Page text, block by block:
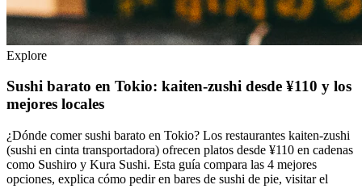
Explore
Sushi barato en Tokio: kaiten-zushi desde ¥110 y los
mejores locales
¿Dónde comer sushi barato en Tokio? Los restaurantes kaiten-zushi
(sushi en cinta transportadora) ofrecen platos desde ¥110 en cadenas
como Sushiro y Kura Sushi. Esta guía compara las 4 mejores
opciones, explica cómo pedir en bares de sushi de pie, visitar el